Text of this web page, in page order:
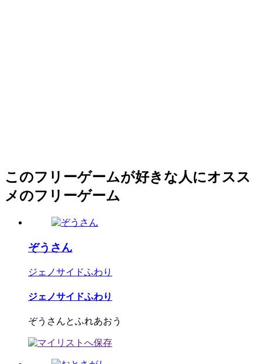
このフリーゲームが好きな人にオスス
メのフリーゲーム
ぞうさん
ジェノサイドふわり
ジェノサイドふわり
ぞうさんとふれあおう